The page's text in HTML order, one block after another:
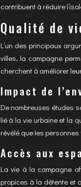
contribuent à réduire
Qualité de
L’un des principaux
villes, la campagne
cherchent à améliorer
Impact de
De nombreuses études
lié à la vie urbaine et la
révélé que les
Accès aux
La vie à la campagne
propices à la détente et